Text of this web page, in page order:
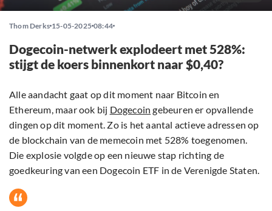
Thom Derks 15-05-2025 08:44
Dogecoin-netwerk explodeert met 528%:
stijgt de koers binnenkort naar $0,40?
Alle aandacht gaat op dit moment naar Bitcoin en
Ethereum, maar ook bij Dogecoin gebeuren er opvallende
dingen op dit moment. Zo is het aantal actieve adressen op
de blockchain van de memecoin met 528% toegenomen.
Die explosie volgde op een nieuwe stap richting de
goedkeuring van een Dogecoin ETF in de Verenigde Staten.